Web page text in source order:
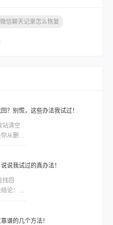
信聊天记录怎么恢复
？别慌，这些办法我试过！
从删除
过新东
比用什
给客户
的文件
说我试过的真办法！
论：能
再往那
——因为
谱的几个方法！